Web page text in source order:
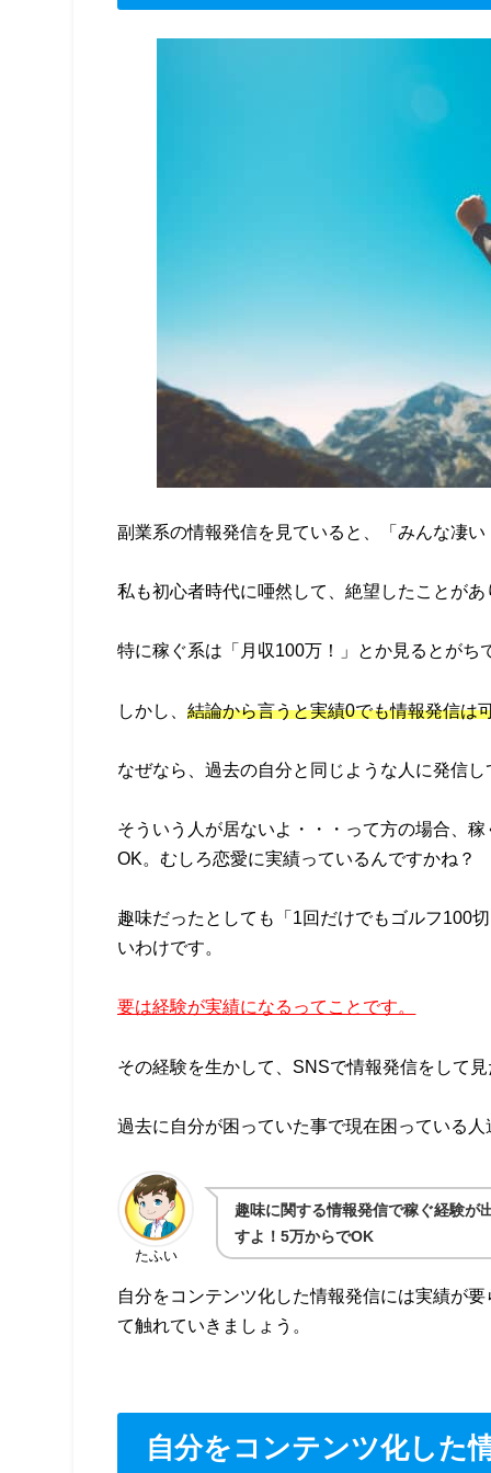
副業系の情報発信を見ていると、「みんな凄
私も初心者時代に唖然して、絶望したことが
特に稼ぐ系は「月収100万！」とか見るとがち
しかし、結論から言うと実績0でも情報発信は
なぜなら、過去の自分と同じような人に発信
そういう人が居ないよ・・・って方の場合、
OK。むしろ恋愛に実績っているんですかね？
趣味だったとしても「1回だけでもゴルフ100
いわけです。
要は経験が実績になるってことです。
その経験を生かして、SNSで情報発信をして
過去に自分が困っていた事で現在困っている
たふい
趣味に関する情報発信で稼ぐ経験が
すよ！5万からでOK
自分をコンテンツ化した情報発信には実績が
て触れていきましょう。
自分をコンテンツ化した